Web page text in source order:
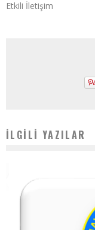
Etkili İletişim
İLGILI YAZILAR